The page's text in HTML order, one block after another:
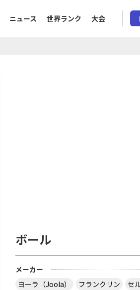
ニュース 世界ランク 大会
ボール
メーカー
ヨーラ（Joola）
フランクリン セ